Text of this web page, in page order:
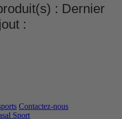
: Dernier
:
Contactez-nous